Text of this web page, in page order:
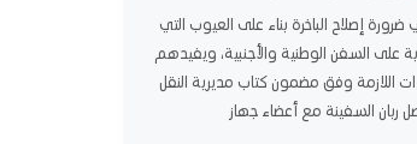
ضرورة إصلاح الباخرة بناء على العيوب التي
على السفن الوطنية والأجنبية، ويفيدهم
اللازمة وفق مضمون كتاب مديرية النقل
ربان السفينة مع أعضاء جهاز